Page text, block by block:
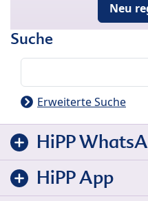
Neu
Suche
Erweiterte Suche
HiPP
HiPP App